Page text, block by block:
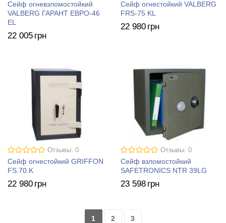
Сейф огневзломостойкий
VALBERG ГАРАНТ ЕВРО-46
EL
22 005 грн
Сейф огнестойкий VALBERG
FRS-75 KL
22 980 грн
Отзывы: 0
Сейф огнестойкий GRIFFON
FS.70.K
22 980 грн
Отзывы: 0
Сейф взломостойкий
SAFETRONICS NTR 39LG
23 598 грн
1 2 3